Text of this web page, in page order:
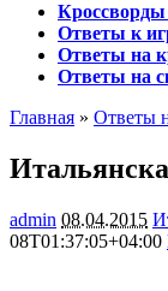
Ответы к
Ответы на
Ответы на
Главная » Ответы
admin 08.04.2015
08T01:37:05+04:00